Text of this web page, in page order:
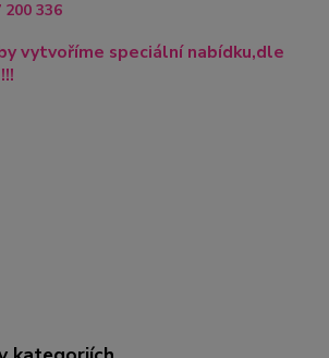
200 336
vytvoříme speciální nabídku,dle